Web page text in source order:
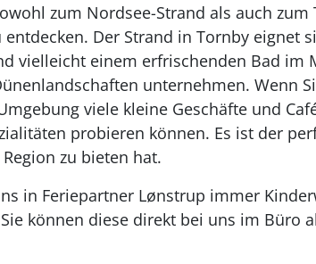
zum Nordsee-Strand als auch
Der Strand in Tornby eignet
vielleicht einem erfrischenden Bad im
unternehmen. Wenn
viele kleine Geschäfte und
probieren können. Es ist der
zu bieten hat.
in Feriepartner Lønstrup immer
können diese direkt bei uns im Büro